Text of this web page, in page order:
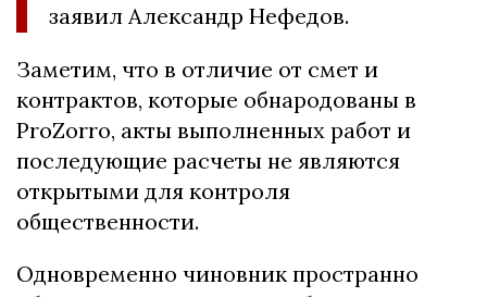
заявил Александр Нефедов.
Заметим, что в отличие от смет и
контрактов, которые обнародованы в
ProZorro, акты выполненных работ и
последующие расчеты не являются
открытыми для контроля
общественности.
Одновременно чиновник пространно